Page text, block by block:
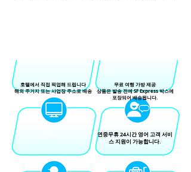
호텔에서 직접 픽업해 드립니다
해외 주거지 또는 사업장 주소로 배송
무료 여행 가방 제공
상품은 발송 전에 SF Express 박스에
포장되어 배송됩니다.
연중무휴 24시간 영어 고객 서비
스 지원이 가능합니다.